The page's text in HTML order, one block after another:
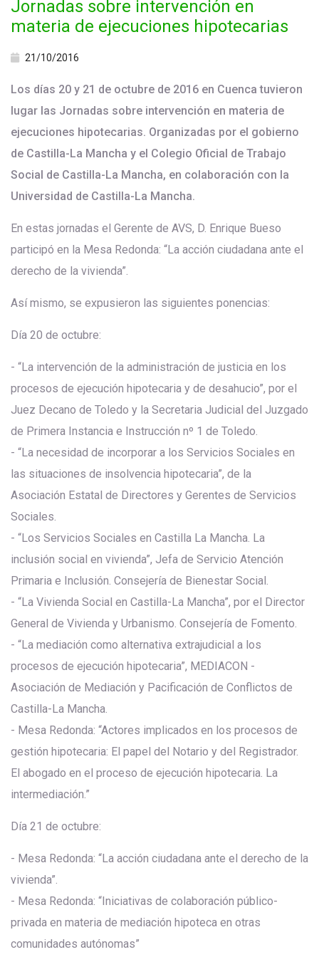
Jornadas sobre intervención en
materia de ejecuciones hipotecarias
21/10/2016
Los días 20 y 21 de octubre de 2016 en Cuenca tuvieron
lugar las Jornadas sobre intervención en materia de
ejecuciones hipotecarias. Organizadas por el gobierno
de Castilla-La Mancha y el Colegio Oficial de Trabajo
Social de Castilla-La Mancha, en colaboración con la
Universidad de Castilla-La Mancha.
En estas jornadas el Gerente de AVS, D. Enrique Bueso
participó en la Mesa Redonda: “La acción ciudadana ante el
derecho de la vivienda”.
Así mismo, se expusieron las siguientes ponencias:
Día 20 de octubre:
- “La intervención de la administración de justicia en los
procesos de ejecución hipotecaria y de desahucio”, por el
Juez Decano de Toledo y la Secretaria Judicial del Juzgado
de Primera Instancia e Instrucción nº 1 de Toledo.
- “La necesidad de incorporar a los Servicios Sociales en
las situaciones de insolvencia hipotecaria”, de la
Asociación Estatal de Directores y Gerentes de Servicios
Sociales.
- “Los Servicios Sociales en Castilla La Mancha. La
inclusión social en vivienda”, Jefa de Servicio Atención
Primaria e Inclusión. Consejería de Bienestar Social.
- “La Vivienda Social en Castilla-La Mancha”, por el Director
General de Vivienda y Urbanismo. Consejería de Fomento.
- “La mediación como alternativa extrajudicial a los
procesos de ejecución hipotecaria”, MEDIACON -
Asociación de Mediación y Pacificación de Conflictos de
Castilla-La Mancha.
- Mesa Redonda: “Actores implicados en los procesos de
gestión hipotecaria: El papel del Notario y del Registrador.
El abogado en el proceso de ejecución hipotecaria. La
intermediación.”
Día 21 de octubre:
- Mesa Redonda: “La acción ciudadana ante el derecho de la
vivienda”.
- Mesa Redonda: “Iniciativas de colaboración público-
privada en materia de mediación hipoteca en otras
comunidades autónomas”